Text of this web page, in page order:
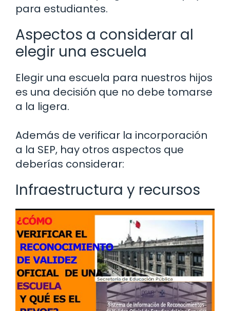
para estudiantes.
Aspectos a considerar al
elegir una escuela
Elegir una escuela para nuestros hijos
es una decisión que no debe tomarse
a la ligera.
Además de verificar la incorporación
a la SEP, hay otros aspectos que
deberías considerar:
Infraestructura y recursos